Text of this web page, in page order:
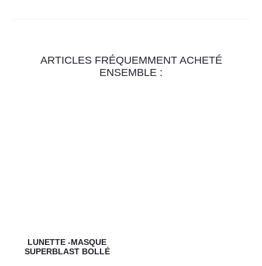
ARTICLES FRÉQUEMMENT ACHETÉ
ENSEMBLE :
LUNETTE -MASQUE
SUPERBLAST BOLLÉ